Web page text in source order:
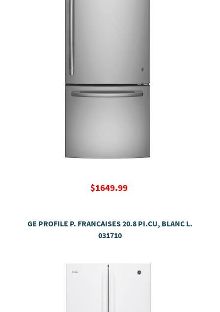
$1649.99
GE PROFILE P. FRANCAISES 20.8 PI.CU, BLANC L.
031710